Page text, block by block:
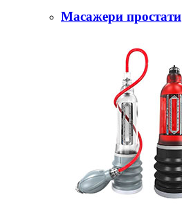
Масажери простати